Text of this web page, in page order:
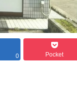
0 Pocket